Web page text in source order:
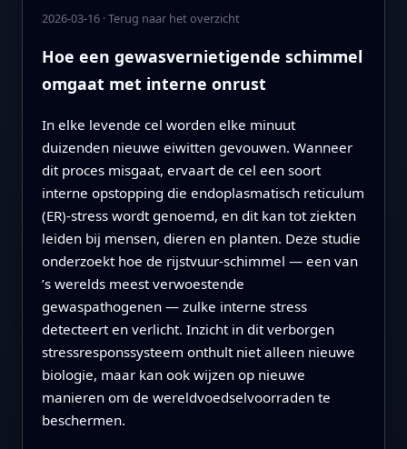
2026-03-16·Terug naar het overzicht
Hoe een gewasvernietigende schimmel
omgaat met interne onrust
In elke levende cel worden elke minuut
duizenden nieuwe eiwitten gevouwen. Wanneer
dit proces misgaat, ervaart de cel een soort
interne opstopping die endoplasmatisch reticulum
(ER)-stress wordt genoemd, en dit kan tot ziekten
leiden bij mensen, dieren en planten. Deze studie
onderzoekt hoe de rijstvuur-schimmel — een van
’s werelds meest verwoestende
gewaspathogenen — zulke interne stress
detecteert en verlicht. Inzicht in dit verborgen
stressrespons­systeem onthult niet alleen nieuwe
biologie, maar kan ook wijzen op nieuwe
manieren om de wereldvoedselvoorraden te
beschermen.